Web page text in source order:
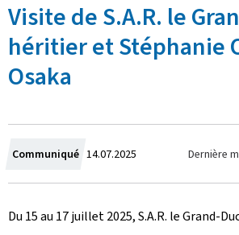
lVisite de S.A.R. le
héritier et Stéphanie
Osaka
Communiqué C
r
é
14.07.2025 Dernière
Du 15 au 17 juillet 2025, S.A.R. le Grand-